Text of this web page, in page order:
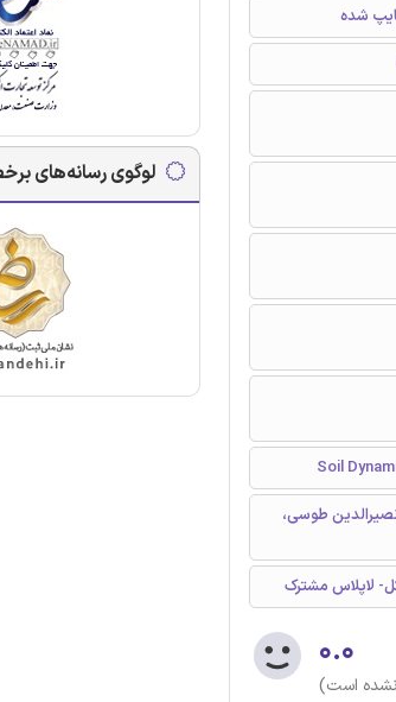
شده
طوسی،
لاپلاس مشترک
۰.۰
نشده است)
لوگوی رسانه‌های